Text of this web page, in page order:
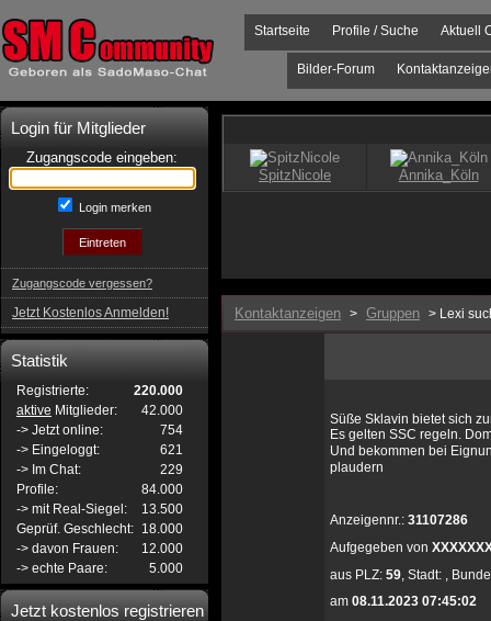
Aktuell
Profile / Suche
Startseite
Bilder-Forum
Login für Mitglieder
Zugangscode eingeben:
Login merken
Zugangscode vergessen?
Jetzt Kostenlos Anmelden!
Statistik
Registrierte:
220.000
aktive Mitglieder:
42.000
-> Jetzt online:
754
-> Eingeloggt:
621
-> Im Chat:
229
Profile:
84.000
-> mit Real-Siegel:
13.500
Geprüf. Geschlecht: 18.000
-> davon Frauen:
12.000
-> echte Paare:
5.000
Jetzt kostenlos registrieren
Kontaktanzeigen > Gruppen > Lexi
Süße Sklavin bietet sich
Es gelten SSC regeln.
Und bekommen bei
plaudern
Anzeigennr.: 31107286
Aufgegeben von
aus PLZ: 59, Stadt: ,
am 08.11.2023 07:45:02